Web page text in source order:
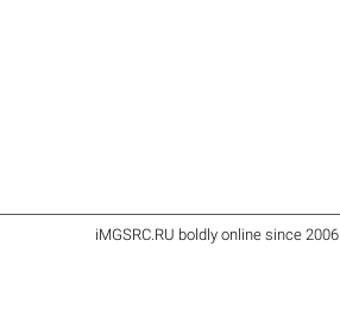
iMGSRC.RU boldly online since 2006.